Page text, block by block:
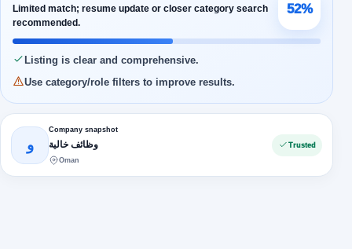
Limited match; resume update or closer category search
recommended.
52%
Listing is clear and comprehensive.
Use category/role filters to improve results.
و
Company snapshot
وظائف خالية
Oman
Trusted